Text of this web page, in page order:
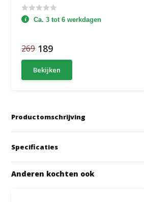
Ca. 3 tot 6 werkdagen
269 189
Bekijken
Productomschrijving
Specificaties
Anderen kochten ook